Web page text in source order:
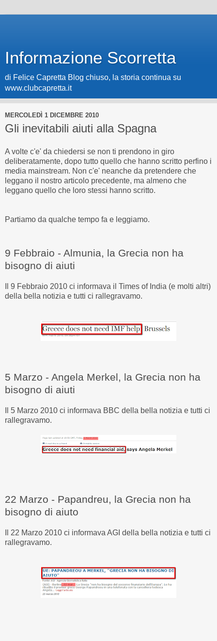
Informazione Scorretta
di Felice Capretta Blog chiuso, la storia continua su
www.clubcapretta.it
MERCOLEDÌ 1 DICEMBRE 2010
Gli inevitabili aiuti alla Spagna
A volte c'e' da chiedersi se non ti prendono in giro
deliberatamente, dopo tutto quello che hanno scritto perfino i
media mainstream. Non c'e' neanche da pretendere che
leggano il nostro articolo precedente, ma almeno che
leggano quello che loro stessi hanno scritto.
Partiamo da qualche tempo fa e leggiamo.
9 Febbraio - Almunia, la Grecia non ha
bisogno di aiuti
Il 9 Febbraio 2010 ci informava il Times of India (e molti altri)
della bella notizia e tutti ci rallegravamo.
5 Marzo - Angela Merkel, la Grecia non ha
bisogno di aiuti
Il 5 Marzo 2010 ci informava BBC della bella notizia e tutti ci
rallegravamo.
22 Marzo - Papandreu, la Grecia non ha
bisogno di aiuto
Il 22 Marzo 2010 ci informava AGI della bella notizia e tutti ci
rallegravamo.